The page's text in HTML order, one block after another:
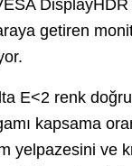
getiren
E<2 renk
kapsama
yelpazesini ve